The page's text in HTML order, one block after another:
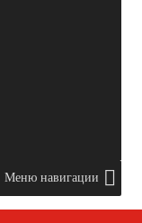
Меню навигации